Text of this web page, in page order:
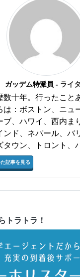
ガッデム特派員 - ライ
数十年。行ったこと
は：ボストン、ニュ
、ハワイ、西内ま
ンド、ネパール、バ
タウン、トロント、
記事を見る
トラトラ！